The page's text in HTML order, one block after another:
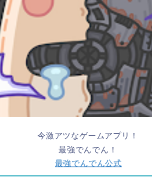
今激アツなゲームアプリ！
最強でんでん！
最強でんでん公式